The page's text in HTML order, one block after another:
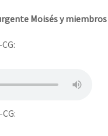
Moisés y miembros